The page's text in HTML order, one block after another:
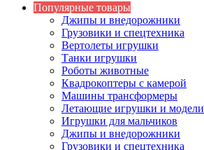
Популярные товары
Джипы и внедорожники
Грузовики и спецтехника
Вертолеты игрушки
Танки игрушки
Роботы животные
Квадрокоптеры с камерой
Машины трансформеры
Летающие игрушки и модели
Игрушки для мальчиков
Джипы и внедорожники
Грузовики и спецтехника